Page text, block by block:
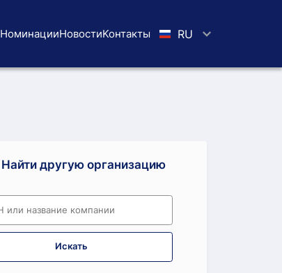
НоминацииНовостиKoнтaкты RU
Найти другую организацию
Искать